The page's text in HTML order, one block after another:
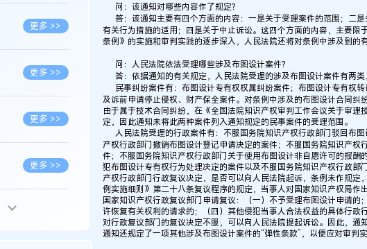
更多 >>
更多 >>
更多 >>
更多 >>
问：该通知对哪些内容作了规定？
答：该通知主要有四个方面的内容：一是关于受理案件的范围；二
有关行为措施的适用；四是关于中止诉讼。这四个方面的内容，主要限
条例》的实施和审判实践的逐步深入，人民法院还将对条例中涉及到的
问：人民法院依法受理哪些涉及布图设计案件？
答：依据通知的有关规定，人民法院受理的涉及布图设计案件有两
民事纠纷案件有：布图设计专有权权属纠纷案件；布图设计专有权
及诉前申请停止侵权、财产保全案件。对条例中涉及的布图设计合同
由于属于技术合同纠纷，在《全国法院知识产权审判工作会议关于审
定，因此通知未将此两种案件列入通知规定的民事案件的受理范围。
人民法院受理的行政案件有：不服国务院知识产权行政部门驳回布
产权行政部门撤销布图设计登记申请决定的案件；不服国务院知识产权
件；不服国务院知识产权行政部门关于使用布图设计非自愿许可的报酬
犯布图设计专有权行为处理决定的案件以及不服国务院知识产权行政部
产权行政部门行政复议决定，是否可以向人民法院起诉，条例未作规
例实施细则》第二十八条复议程序的规定，当事人对国家知识产权局作
国家知识产权行政复议部门申请复议：（一）不予受理布图设计申请
许恢复有关权利的请求的；（四）其他侵犯当事人合法权益的具体行政
对行政复议部门的复议决定不服，可以向人民法院提起诉讼。因此，
通知还规定了一项其他涉及布图设计案件的“弹性条款”，以便应对审判